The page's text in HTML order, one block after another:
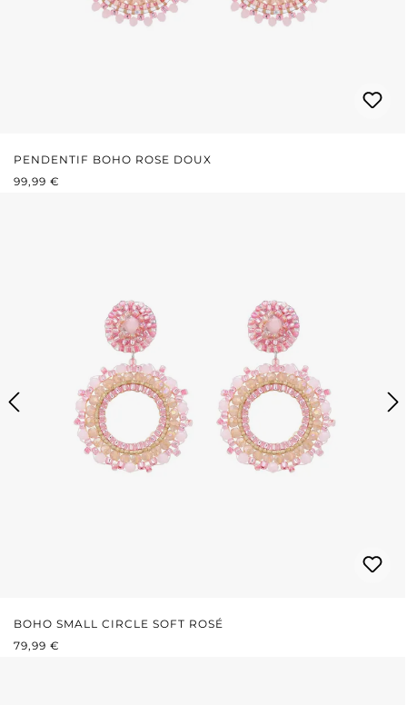
PENDENTIF BOHO ROSE DOUX
PRIX RÉGULIER :
99,99 €
BOHO SMALL CIRCLE SOFT ROSÉ
PRIX RÉGULIER :
79,99 €